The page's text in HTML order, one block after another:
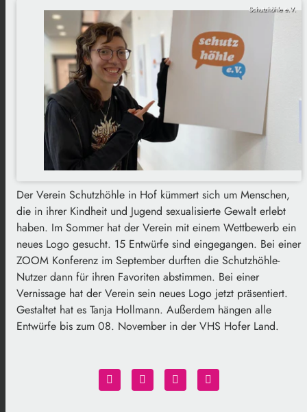
Schutzhöhle e.V.
Der Verein Schutzhöhle in Hof kümmert sich um Menschen,
die in ihrer Kindheit und Jugend sexualisierte Gewalt erlebt
haben. Im Sommer hat der Verein mit einem Wettbewerb ein
neues Logo gesucht. 15 Entwürfe sind eingegangen. Bei einer
ZOOM Konferenz im September durften die Schutzhöhle-
Nutzer dann für ihren Favoriten abstimmen. Bei einer
Vernissage hat der Verein sein neues Logo jetzt präsentiert.
Gestaltet hat es Tanja Hollmann. Außerdem hängen alle
Entwürfe bis zum 08. November in der VHS Hofer Land.